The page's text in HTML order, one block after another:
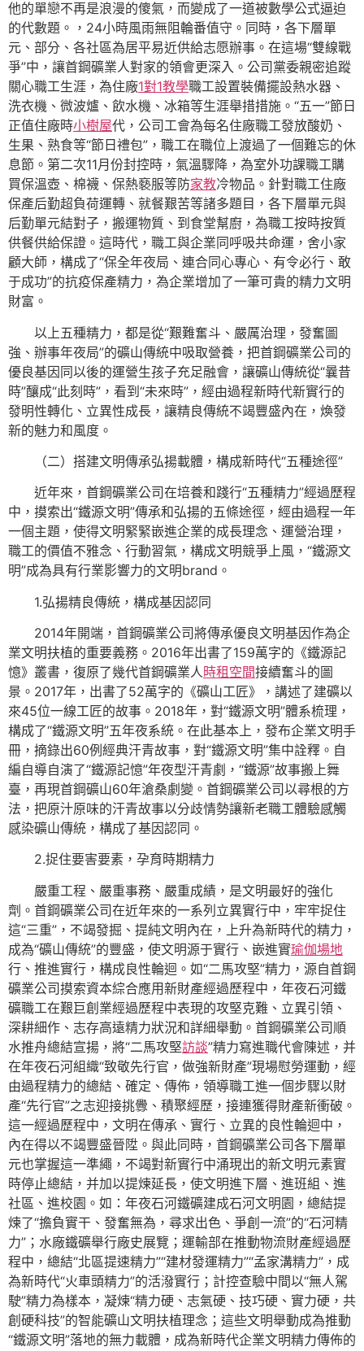
他的單戀不再是浪漫的傻氣，而變成了一道被數學公式逼迫
的代數題。，24小時風雨無阻輪番值守。同時，各下層單
元、部分、各社區為居平易近供給志愿辦事。在這場“雙線戰
爭”中，讓首鋼礦業人對家的領會更深入。公司黨委親密追蹤
關心職工生涯，為住廠1對1教學職工設置裝備擺設熱水器、
洗衣機、微波爐、飲水機、冰箱等生涯舉措措施。“五一”節日
正值住廠時小樹屋代，公司工會為每名住廠職工發放酸奶、
生果、熟食等“節日禮包”，職工在職位上渡過了一個難忘的休
息節。第二次11月份封控時，氣溫驟降，為室外功課職工購
買保溫壺、棉襪、保熱褻服等防家教冷物品。針對職工住廠
保產后勤超負荷運轉、就餐艱苦等諸多題目，各下層單元與
后勤單元結對子，搬運物質、到食堂幫廚，為職工按時按質
供餐供給保證。這時代，職工與企業同呼吸共命運，舍小家
顧大師，構成了“保全年夜局、連合同心專心、有令必行、敢
于成功”的抗疫保產精力，為企業增加了一筆可貴的精力文明
財富。
以上五種精力，都是從“艱難奮斗、嚴厲治理，發奮圖
強、辦事年夜局”的礦山傳統中吸取營養，把首鋼礦業公司的
優良基因同以後的運營生孩子充足融會，讓礦山傳統從“曩昔
時”釀成“此刻時”，看到“未來時”，經由過程新時代新實行的
發明性轉化、立異性成長，讓精良傳統不竭豐盛內在，煥發
新的魅力和風度。
（二）搭建文明傳承弘揚載體，構成新時代“五種途徑”
近年來，首鋼礦業公司在培養和踐行“五種精力”經過歷程
中，摸索出“鐵源文明”傳承和弘揚的五條途徑，經由過程一年
一個主題，使得文明緊緊嵌進企業的成長理念、運營治理，
職工的價值不雅念、行動習氣，構成文明競爭上風，“鐵源文
明”成為具有行業影響力的文明brand。
1.弘揚精良傳統，構成基因認同
2014年開端，首鋼礦業公司將傳承優良文明基因作為企
業文明扶植的重要義務。2016年出書了159萬字的《鐵源記
憶》叢書，復原了幾代首鋼礦業人時租空間接續奮斗的圖
景。2017年，出書了52萬字的《礦山工匠》，講述了建礦以
來45位一線工匠的故事。2018年，對“鐵源文明”體系梳理，
構成了“鐵源文明”五年夜系統。在此基本上，發布企業文明手
冊，摘錄出60例經典汗青故事，對“鐵源文明”集中詮釋。自
編自導自演了“鐵源記憶”年夜型汗青劇，“鐵源”故事搬上舞
臺，再現首鋼礦山60年滄桑劇變。首鋼礦業公司以尋根的方
法，把原汁原味的汗青故事以分歧情勢讓新老職工體驗感觸
感染礦山傳統，構成了基因認同。
2.捉住要害要素，孕育時期精力
嚴重工程、嚴重事務、嚴重成績，是文明最好的強化
劑。首鋼礦業公司在近年來的一系列立異實行中，牢牢捉住
這“三重”，不竭發掘、提純文明內在，上升為新時代的精力，
成為“礦山傳統”的豐盛，使文明源于實行、嵌進實瑜伽場地
行、推進實行，構成良性輪迴。如“二馬攻堅”精力，源自首鋼
礦業公司摸索資本綜合應用新財產經過歷程中，年夜石河鐵
礦職工在艱巨創業經過歷程中表現的攻堅克難、立異引領、
深耕細作、志存高遠精力狀況和詳細舉動。首鋼礦業公司順
水推舟總結宣揚，將“二馬攻堅訪談”精力寫進職代會陳述，并
在年夜石河組織“致敬先行官，做強新財產”現場慰勞運動，經
由過程精力的總結、確定、傳佈，領導職工進一個步驟以財
產“先行官”之志迎接挑釁、積聚經歷，接連獲得財產新衝破。
這一經過歷程中，文明在傳承、實行、立異的良性輪迴中，
內在得以不竭豐盛晉陞。與此同時，首鋼礦業公司各下層單
元也掌握這一準繩，不竭對新實行中涌現出的新文明元素實
時停止總結，并加以提煉延長，使文明進下層、進班組、進
社區、進校園。如：年夜石河鐵礦建成石河文明園，總結提
煉了“擔負實干、發奮無為，尋求出色、爭創一流”的“石河精
力”；水廠鐵礦舉行廠史展覽；運輸部在推動物流財產經過歷
程中，總結“北區提速精力”“建材發運精力”“孟家溝精力”，成
為新時代“火車頭精力”的活潑實行；計控查驗中間以“無人駕
駛”精力為樣本，凝煉“精力硬、志氣硬、技巧硬、實力硬，共
創硬科技”的智能礦山文明扶植理念；這些文明舉動成為推動
“鐵源文明”落地的無力載體，成為新時代企業文明精力傳佈的